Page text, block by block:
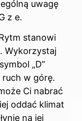
uwagę
z e.
stanowi
Wykorzystaj
„D”
ruch w górę.
Ci nabrać
oddać klimat
na jej